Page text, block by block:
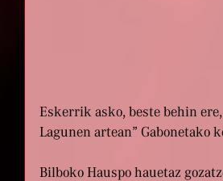
Eskerrik asko, beste behin
Lagunen artean”
Bilboko Hauspo hauetaz